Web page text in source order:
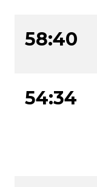
58:40
54:34